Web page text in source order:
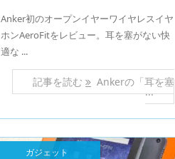
Anker初のオープンイヤーワイヤレスイヤ
ホンAeroFitをレビュー。耳を塞がない快
適な ...
記事を読む Ankerの「耳を塞
...
ガジェット